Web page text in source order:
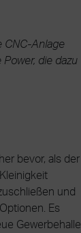
CNC-Anlage
die dazu
bevor, als der
und
Es
Gewerbehalle